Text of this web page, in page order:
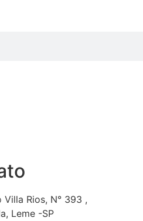
Villa Rios, N° 393 ,
Leme -SP